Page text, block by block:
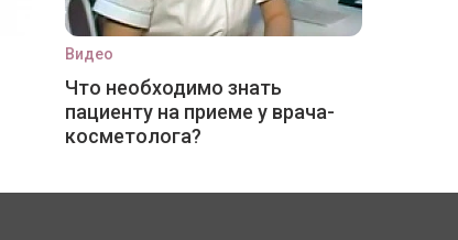
Видео
Что необходимо знать
пациенту на приеме у врача-
косметолога?